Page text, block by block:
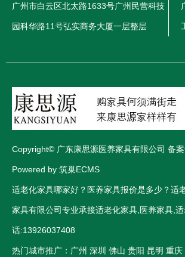
广州市白云区北太路1633号广州民营科技
园科华路11号弘实商务大厦一层整层
Copyright© 广东康思源医养家具有限公司 备
Powered by 筑巢ECMS
适老化家具哪家好？医养家具报价是多少？适
家具有限公司专业承接适老化家具,医养家具,
话:13926037408
热门城市推广： 广州 深圳 佛山 贵阳 昆明 重庆